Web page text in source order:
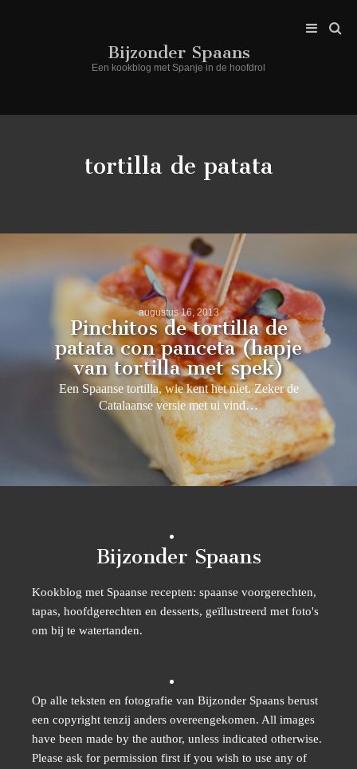
Bijzonder Spaans
Een kookblog met Spanje in de hoofdrol
tortilla de patata
augustus 16, 2013
Pinchitos de tortilla de
patata con panceta (hapje
van tortilla met spek)
Een Spaanse tortilla, wie kent het niet. Zeker de
Catalaanse versie met ui vind…
Bijzonder Spaans
Kookblog met Spaanse recepten: spaanse voorgerechten,
tapas, hoofdgerechten en desserts, geïllustreerd met foto's
om bij te watertanden.
Op alle teksten en fotografie van Bijzonder Spaans berust
een copyright tenzij anders overeengekomen. All images
have been made by the author, unless indicated otherwise.
Please ask for permission first if you wish to use any of